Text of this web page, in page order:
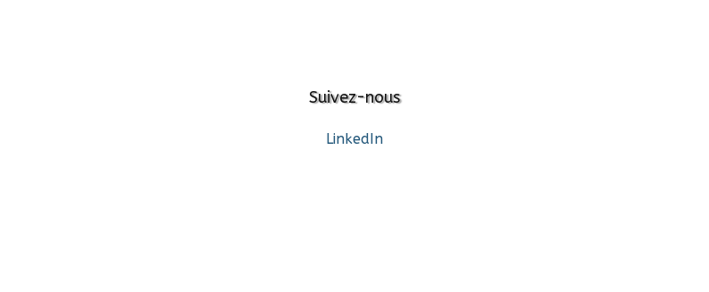
Suivez-nous
LinkedIn